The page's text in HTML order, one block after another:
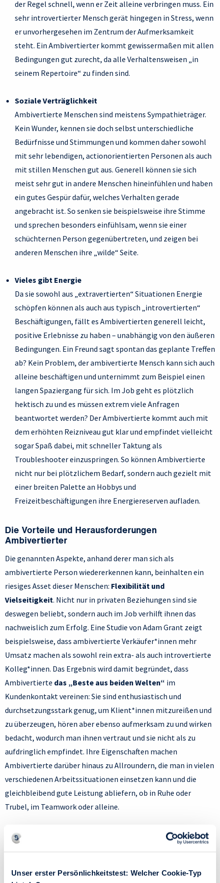
Unser erster Persönlichkeitstest: Welcher Cookie-Typ
der Regel schnell, wenn er Zeit alleine verbringen muss. Ein
sehr introvertierter Mensch gerät hingegen in Stress, wenn
er unvorhergesehen im Zentrum der Aufmerksamkeit
steht. Ein Ambivertierter kommt gewissermaßen mit allen
Bedingungen gut zurecht, da alle Verhaltensweisen „in
seinem Repertoire“ zu finden sind.
Soziale Verträglichkeit
Ambivertierte Menschen sind meistens Sympathieträger.
Kein Wunder, kennen sie doch selbst unterschiedliche
Bedürfnisse und Stimmungen und kommen daher sowohl
mit sehr lebendigen, actionorientierten Personen als auch
mit stillen Menschen gut aus. Generell können sie sich
meist sehr gut in andere Menschen hineinfühlen und haben
ein gutes Gespür dafür, welches Verhalten gerade
angebracht ist. So senken sie beispielsweise ihre Stimme
und sprechen besonders einfühlsam, wenn sie einer
schüchternen Person gegenübertreten, und zeigen bei
anderen Menschen ihre „wilde“ Seite.
Vieles gibt Energie
Da sie sowohl aus „extravertierten“ Situationen Energie
schöpfen können als auch aus typisch „introvertierten“
Beschäftigungen, fällt es Ambivertierten generell leicht,
positive Erlebnisse zu haben – unabhängig von den äußeren
Bedingungen. Ein Freund sagt spontan das geplante Treffen
ab? Kein Problem, der ambivertierte Mensch kann sich auch
alleine beschäftigen und unternimmt zum Beispiel einen
langen Spaziergang für sich. Im Job geht es plötzlich
hektisch zu und es müssen extrem viele Anfragen
beantwortet werden? Der Ambivertierte kommt auch mit
dem erhöhten Reizniveau gut klar und empfindet vielleicht
sogar Spaß dabei, mit schneller Taktung als
Troubleshooter einzuspringen. So können Ambivertierte
nicht nur bei plötzlichem Bedarf, sondern auch gezielt mit
einer breiten Palette an Hobbys und
Freizeitbeschäftigungen ihre Energiereserven aufladen.
Die Vorteile und Herausforderungen
Ambivertierter
Die genannten Aspekte, anhand derer man sich als
ambivertierte Person wiedererkennen kann, beinhalten ein
riesiges Asset dieser Menschen: Flexibilität und
Vielseitigkeit. Nicht nur in privaten Beziehungen sind sie
deswegen beliebt, sondern auch im Job verhilft ihnen das
nachweislich zum Erfolg. Eine Studie von Adam Grant zeigt
beispielsweise, dass ambivertierte Verkäufer*innen mehr
Umsatz machen als sowohl rein extra- als auch introvertierte
Kolleg*innen. Das Ergebnis wird damit begründet, dass
Ambivertierte das „Beste aus beiden Welten“ im
Kundenkontakt vereinen: Sie sind enthusiastisch und
durchsetzungsstark genug, um Klient*innen mitzureißen und
zu überzeugen, hören aber ebenso aufmerksam zu und wirken
bedacht, wodurch man ihnen vertraut und sie nicht als zu
aufdringlich empfindet. Ihre Eigenschaften machen
Ambivertierte darüber hinaus zu Allroundern, die man in vielen
verschiedenen Arbeitssituationen einsetzen kann und die
gleichbleibend gute Leistung abliefern, ob in Ruhe oder
Trubel, im Teamwork oder alleine.
Herausforderungen
führen. Da mitunter ihre Bedürfnisse von
Menschen sich angewöhnen, genau in sich hineinzuhören,